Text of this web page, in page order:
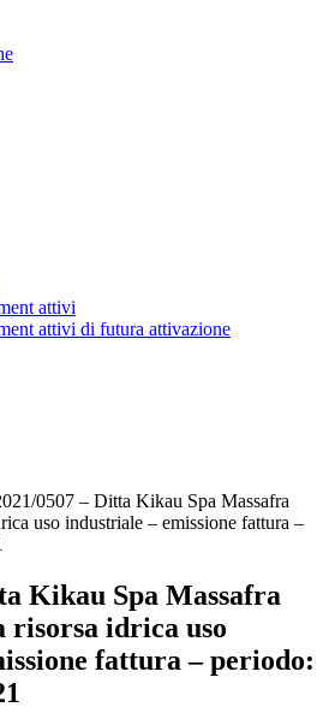
attivi
attivi di futura attivazione
0507 – Ditta Kikau Spa Massafra
uso industriale – emissione fattura –
Kikau Spa Massafra
idrica uso
fattura – periodo: